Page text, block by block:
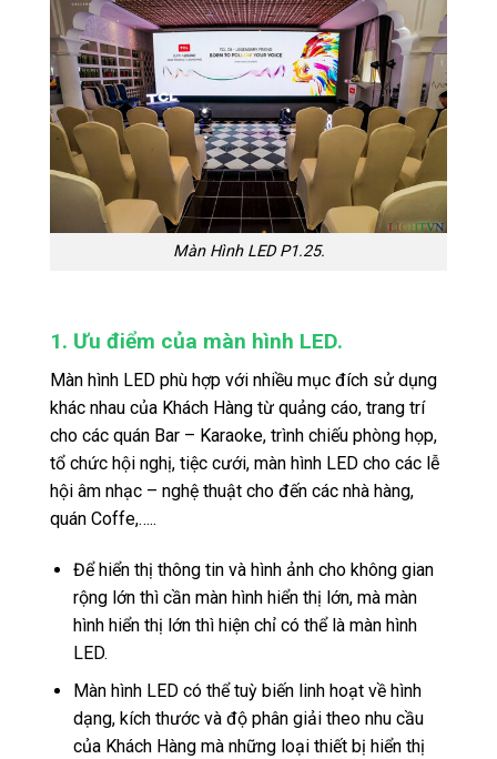
Màn Hình LED P1.25.
1. Ưu điểm của màn hình LED.
Màn hình LED phù hợp với nhiều mục đích sử dụng
khác nhau của Khách Hàng từ quảng cáo, trang trí
cho các quán Bar – Karaoke, trình chiếu phòng họp,
tổ chức hội nghị, tiệc cưới, màn hình LED cho các lễ
hội âm nhạc – nghệ thuật cho đến các nhà hàng,
quán Coffe,…..
Để hiển thị thông tin và hình ảnh cho không gian
rộng lớn thì cần màn hình hiển thị lớn, mà màn
hình hiển thị lớn thì hiện chỉ có thể là màn hình
LED.
Màn hình LED có thể tuỳ biến linh hoạt về hình
dạng, kích thước và độ phân giải theo nhu cầu
của Khách Hàng mà những loại thiết bị hiển thị